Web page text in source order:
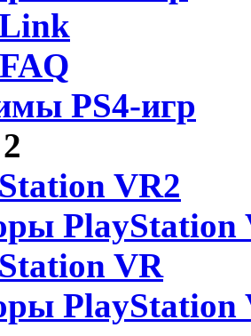
PS4-игр
VR2
PlayStation
VR
PlayStation